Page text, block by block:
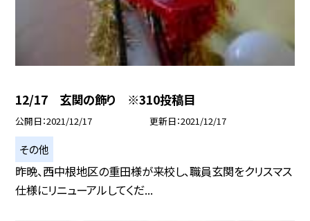
12/17 玄関の飾り ※310投稿目
公開日 2021/12/17 更新日 2021/12/17
その他
昨晩、西中根地区の重田様が来校し、職員玄関をクリスマス
仕様にリニューアルしてくだ...